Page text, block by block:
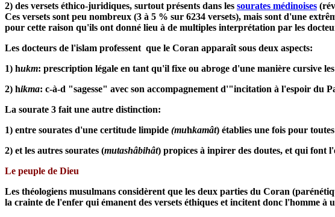
2) des versets éthico-juridiques, surtout présents dans les sourates médinoises
Ces versets sont peu nombreux (3 à 5 % sur 6234 versets), mais sont d'une
pour cette raison qu'ils ont donné lieu à de multiples interprétation par les
Les docteurs de l'islam professent que le Coran apparaît sous deux aspects:
1) hukm: prescription légale en tant qu'il fixe ou abroge d'une manière cursive
2) hikma: c-à-d "sagesse" avec son accompagnement d'"incitation à l'espoir du
La sourate 3 fait une autre distinction:
1) entre sourates d'une certitude limpide (muhkamât) établies une fois pour toutes
2) et les autres sourates (mutashâbihât) propices à inpirer des doutes, et qui font
Le peuple de Dieu
Les théologiens musulmans considèrent que les deux parties du Coran
la crainte de l'enfer qui émanent des versets éthiques et incitent donc l'homme à